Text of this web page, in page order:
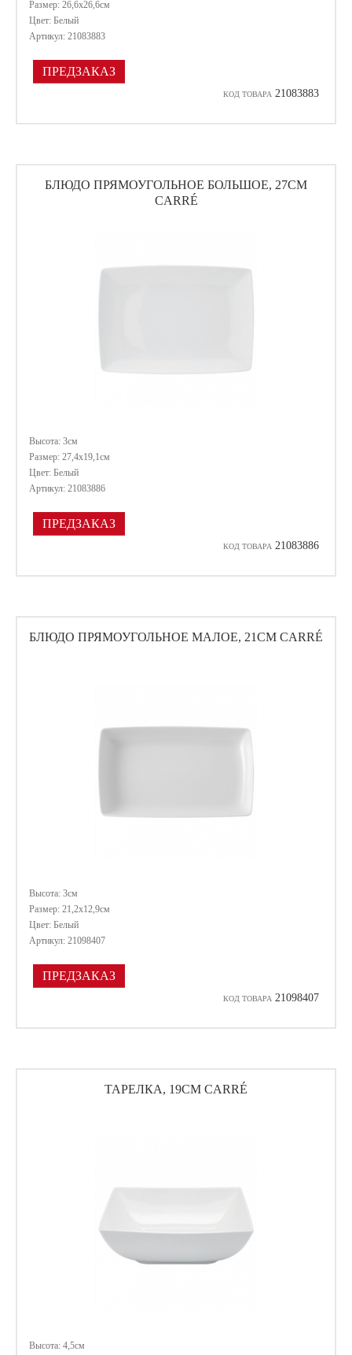
Размер: 26,6х26,6см
Цвет: Белый
Артикул: 21083883
ПРЕДЗАКАЗ
КОД ТОВАРА 21083883
БЛЮДО ПРЯМОУГОЛЬНОЕ БОЛЬШОЕ, 27СМ
CARRÉ
Высота: 3см
Размер: 27,4х19,1см
Цвет: Белый
Артикул: 21083886
ПРЕДЗАКАЗ
КОД ТОВАРА 21083886
БЛЮДО ПРЯМОУГОЛЬНОЕ МАЛОЕ, 21СМ CARRÉ
Высота: 3см
Размер: 21,2х12,9см
Цвет: Белый
Артикул: 21098407
ПРЕДЗАКАЗ
КОД ТОВАРА 21098407
ТАРЕЛКА, 19СМ CARRÉ
Высота: 4,5см